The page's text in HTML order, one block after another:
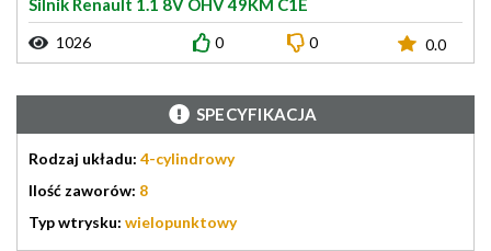
Silnik Renault 1.1 8V OHV 49KM C1E
1026 0 0 0.0
SPECYFIKACJA
Rodzaj układu: 4-cylindrowy
Ilość zaworów: 8
Typ wtrysku: wielopunktowy